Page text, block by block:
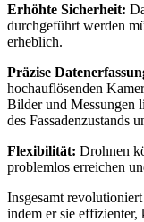
Erhöhte Sicherheit:
durchgeführt werden
erheblich.
Präzise
hochauflösenden
Bilder und Messungen
des Fassadenzustands
Flexibilität: Drohnen
problemlos erreichen
Insgesamt
indem er sie effizienter,